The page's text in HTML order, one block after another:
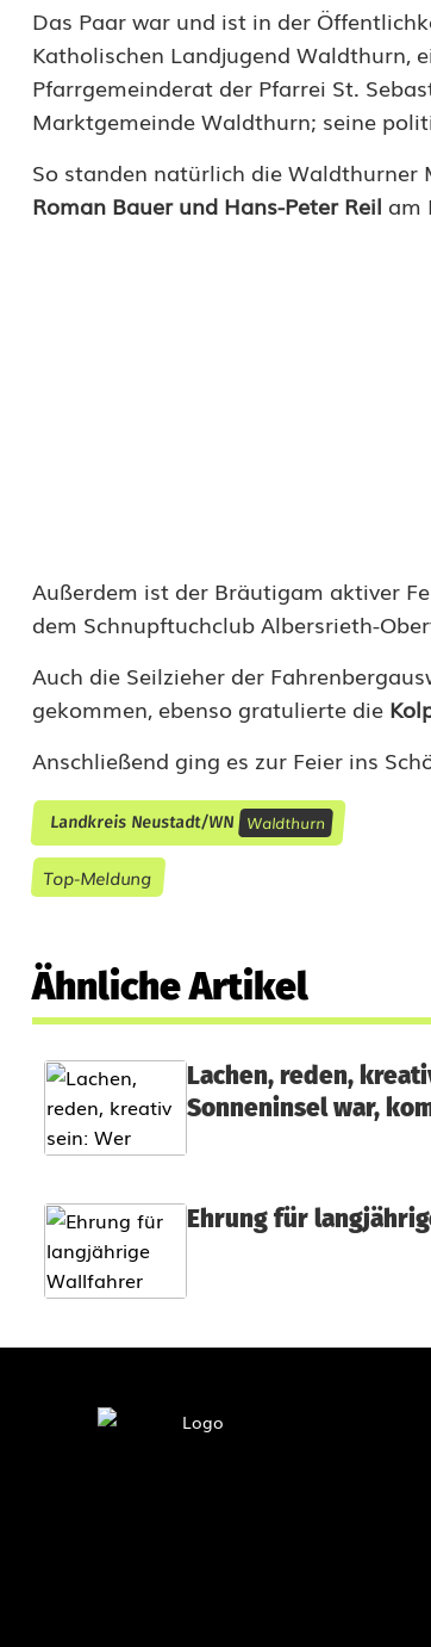
S
o
p
h
i
i
u
n
d
A
l
x
a
n
d
e
A
n
z
Das Paar war und ist in der
Katholischen Landjugend Waldthurn,
Pfarrgemeinderat der Pfarrei St.
Marktgemeinde Waldthurn; seine
So standen natürlich die
Roman Bauer und Hans-Peter Reil am
Außerdem ist der Bräutigam aktiver
dem Schnupftuchclub Albersrieth-
Auch die Seilzieher der
gekommen, ebenso gratulierte die
Anschließend ging es zur Feier ins
Landkreis Neustadt/WN Waldthurn
Top-Meldung
Ähnliche Artikel
Lachen, reden,
Sonneninsel war,
Ehrung für